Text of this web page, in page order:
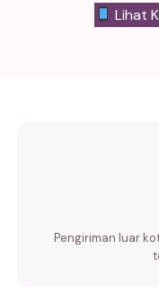
Lihat
Pengiriman luar